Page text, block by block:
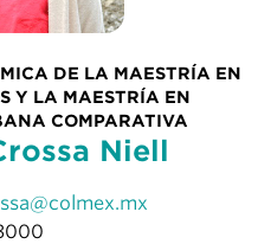
DE LA MAESTRÍA EN
Y LA MAESTRÍA EN
COMPARATIVA
Niell